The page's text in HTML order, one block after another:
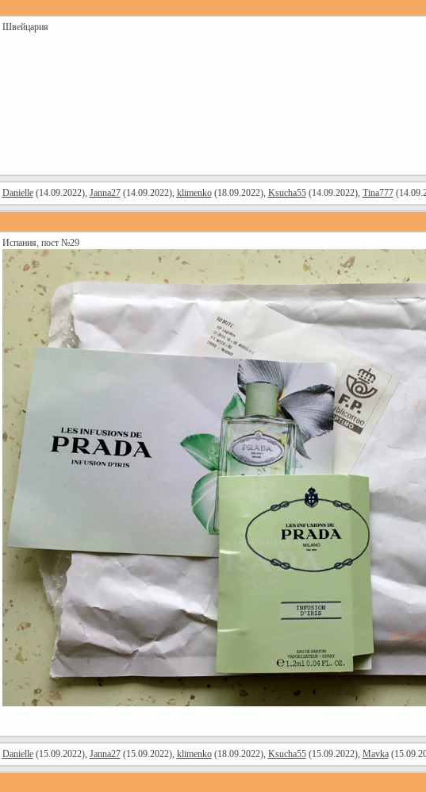
Швейцария
Danielle(14.09.2022), Janna27(14.09.2022), klimenko(18.09.2022), Ksucha55(14.09.2022), Tina777
Испания, пост №29
Danielle(15.09.2022), Janna27(15.09.2022), klimenko(18.09.2022), Ksucha55(15.09.2022), Mavka